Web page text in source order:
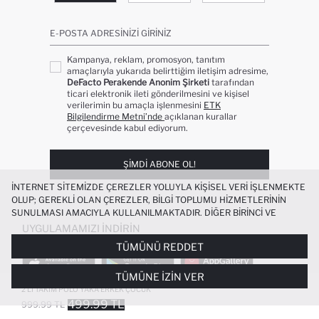
2'LI TAKIM POLO YAKA ERKEK ÇOCUK
999.99 TL 499.99 TL
E-POSTA ADRESINIZI GIRINIZ
Kampanya, reklam, promosyon, tanıtım
amaçlarıyla yukarıda belirttiğim iletişim adresime,
DeFacto Perakende Anonim Şirketi tarafından
ticari elektronik ileti gönderilmesini ve kişisel
verilerimin bu amaçla işlenmesini ETK
Bilgilendirme Metni’nde açıklanan kurallar
çerçevesinde kabul ediyorum.
ŞIMDI ABONE OL!
UYGULAMAMIZI İNDIRIN
POPÜLER KATEGORILER
İNTERNET SITEMIZDE ÇEREZLER YOLUYLA KIŞISEL VERI IŞLENMEKTE
OLUP; GEREKLI OLAN ÇEREZLER, BILGI TOPLUMU HIZMETLERININ
SUNULMASI AMACIYLA KULLANILMAKTADIR. DIĞER BIRINCI VE
ÜÇÜNCÜ TARAF ÇEREZLER ISE SIZE DAHA IYI BIR ALIŞVERIŞ
DENEYIMI SUNULABILMESI, SITEMIZIN DAHA IŞLEVSEL KILINMASI VE
KIŞISELLEŞTIRMESI VE AÇIK RIZA VERMENIZ HALINDE, SIZLERE
YÖNELIK PAZARLAMA FAALIYETLERININ YAPILMASI AMAÇLARIYLA
SINIRLI OLARAK KULLANILACAKTIR. ÇEREZLERE DAIR TERCIHLERINIZI
ÇEREZ TERCIHLERIPANELI ARACILIĞIYLA HER ZAMAN YÖNETEBILIR,
ÇEREZLERLE ILGILI DAHA DETAYLI BILGIYE
TÜMÜNÜ REDDET
TÜMÜNE İZIN VER